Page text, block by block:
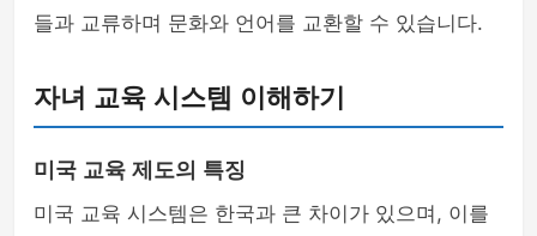
들과 교류하며 문화와 언어를 교환할 수 있습니다.
자녀 교육 시스템 이해하기
미국 교육 제도의 특징
미국 교육 시스템은 한국과 큰 차이가 있으며, 이를